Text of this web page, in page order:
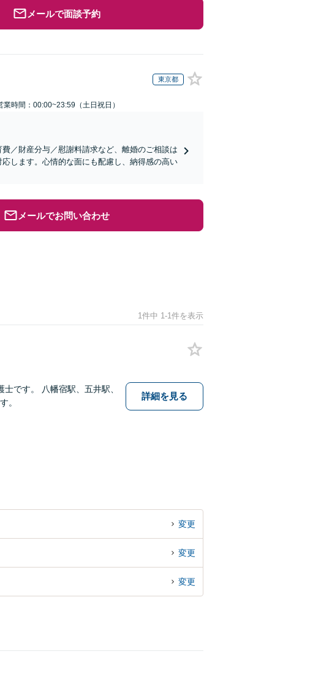
メールで面談予約
東京都
業時間：00:00~23:59（土日祝日）
／財産分与／慰謝料請求など、離婚のご相談は
します。心情的な面にも配慮し、納得感の高い
メールでお問い合わせ
1件中 1-1件を表示
です。 八幡宿駅、五井駅、
。
詳細を見る
変更
変更
変更